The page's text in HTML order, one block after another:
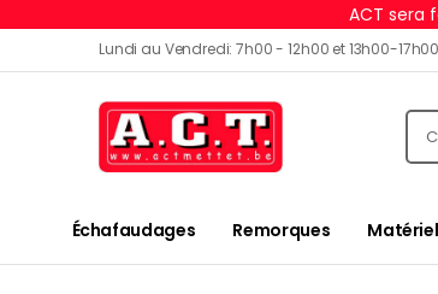
ACT sera
Lundi au Vendredi: 7h00 - 12h00 et 13h00-
Échafaudages Remorques